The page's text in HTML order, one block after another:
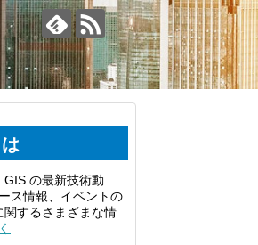
の最新技術動
ス情報、イベントの
関するさまざまな情